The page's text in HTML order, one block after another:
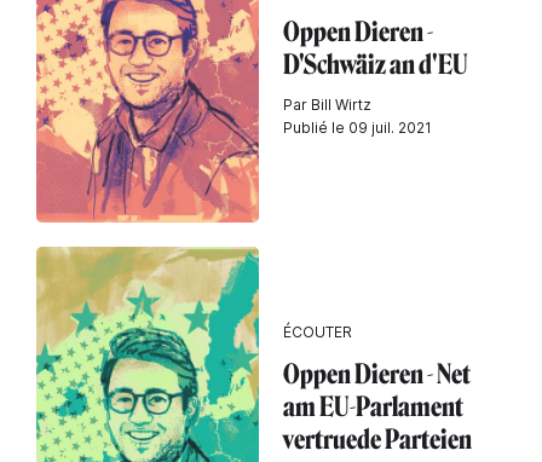
Oppen Dieren -
D'Schwäiz an d'EU
Par Bill Wirtz
Publié le 09 juil. 2021
ÉCOUTER
Oppen Dieren - Net
am EU-Parlament
vertruede Parteien